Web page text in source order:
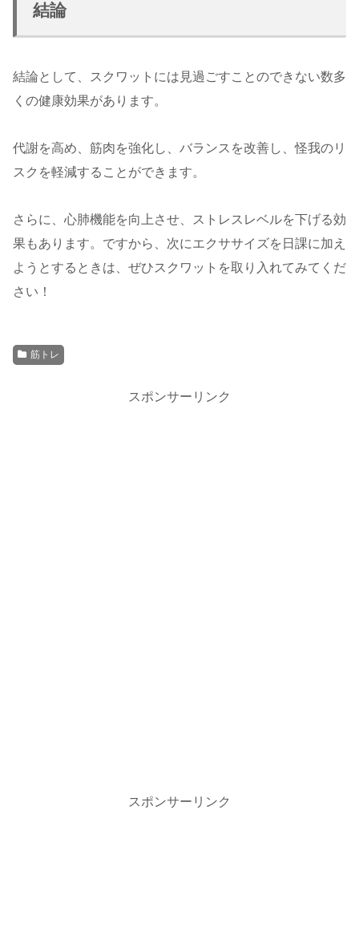
結論
結論として、スクワットには見過ごすことのできない数多
くの健康効果があります。
代謝を高め、筋肉を強化し、バランスを改善し、怪我のリ
スクを軽減することができます。
さらに、心肺機能を向上させ、ストレスレベルを下げる効
果もあります。ですから、次にエクササイズを日課に加え
ようとするときは、ぜひスクワットを取り入れてみてくだ
さい！
筋トレ
スポンサーリンク
スポンサーリンク